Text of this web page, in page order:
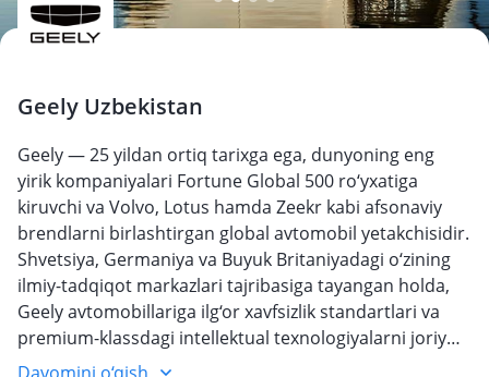
Geely Uzbekistan
Geely — 25 yildan ortiq tarixga ega, dunyoning eng
yirik kompaniyalari Fortune Global 500 ro‘yxatiga
kiruvchi va Volvo, Lotus hamda Zeekr kabi afsonaviy
brendlarni birlashtirgan global avtomobil yetakchisidir.
Shvetsiya, Germaniya va Buyuk Britaniyadagi o‘zining
ilmiy-tadqiqot markazlari tajribasiga tayangan holda,
Geely avtomobillariga ilg‘or xavfsizlik standartlari va
premium-klassdagi intellektual texnologiyalarni joriy
etadi. Bugungi kunda brend rasman O‘zbekistonga